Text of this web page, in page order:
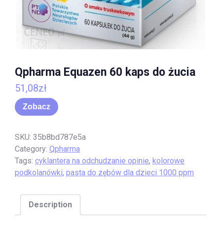
Qpharma Equazen 60 kaps do żucia
51,08zł
Zobacz
SKU: 35b8bd787e5a
Category: Qpharma
Tags: cyklantera na odchudzanie opinie, kolorowe
podkolanówki, pasta do zębów dla dzieci 1000 ppm
Description